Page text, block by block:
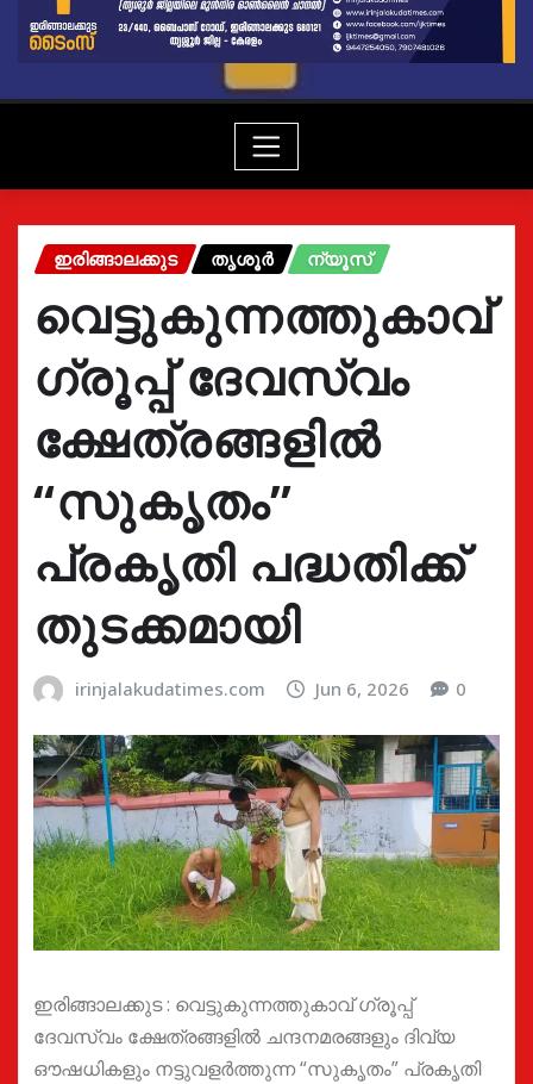
ഇരിങ്ങാലക്കുട തൃശൂർ ന്യൂസ്
വെട്ടുകുന്നത്തുകാവ്
ഗ്രൂപ്പ് ദേവസ്വം
ക്ഷേത്രങ്ങളിൽ
“സുകൃതം”
പ്രകൃതി പദ്ധതിക്ക്
തുടക്കമായി
irinjalakudatimes.com Jun 6, 2026 0
ഇരിങ്ങാലക്കുട : വെട്ടുകുന്നത്തുകാവ് ഗ്രൂപ്പ്
ദേവസ്വം ക്ഷേത്രങ്ങളിൽ ചന്ദനമരങ്ങളും ദിവ്യ
ഔഷധികളും നട്ടുവളർത്തുന്ന “സുകൃതം” പ്രകൃതി